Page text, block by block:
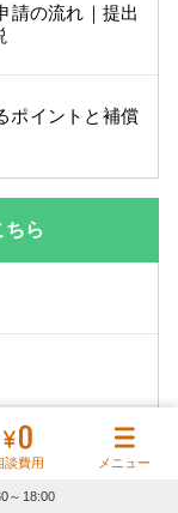
請の流れ｜提出
ポイントと補償
ちら
談費用 メニュー
～18:00